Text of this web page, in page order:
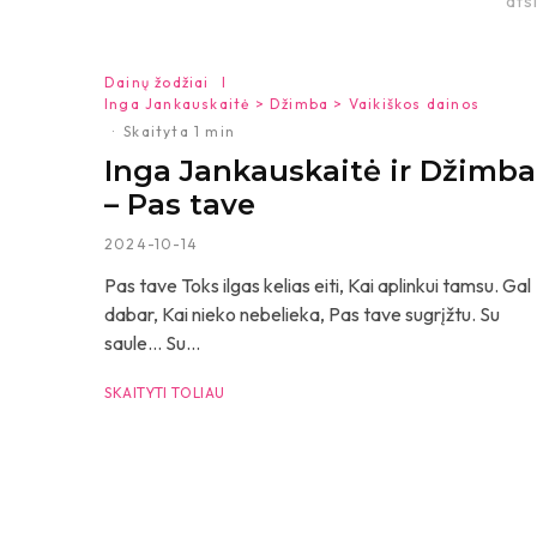
Dainų žodžiai
I
Inga Jankauskaitė > Džimba > Vaikiškos dainos
· Skaityta 1 min
Inga Jankauskaitė ir Džimba
– Pas tave
2024-10-14
Pas tave Toks ilgas kelias eiti, Kai aplinkui tamsu. Gal
dabar, Kai nieko nebelieka, Pas tave sugrįžtu. Su
saule… Su...
SKAITYTI TOLIAU